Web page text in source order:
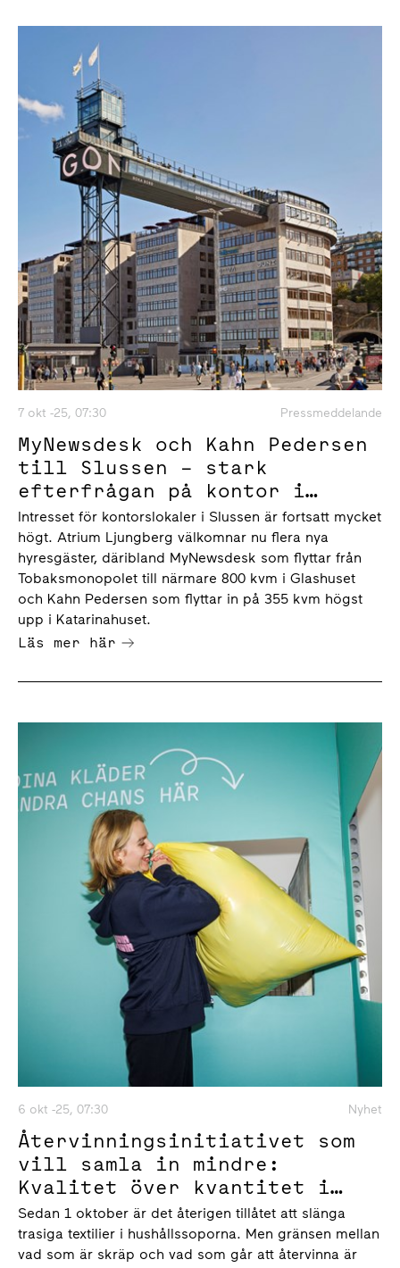
7 okt -25, 07:30 Pressmeddelande
MyNewsdesk och Kahn Pedersen
till Slussen – stark
efterfrågan på kontor i
området
Intresset för kontorslokaler i Slussen är fortsatt mycket
högt. Atrium Ljungberg välkomnar nu flera nya
hyresgäster, däribland MyNewsdesk som flyttar från
Tobaksmonopolet till närmare 800 kvm i Glashuset
och Kahn Pedersen som flyttar in på 355 kvm högst
upp i Katarinahuset.
Läs mer här
6 okt -25, 07:30 Nyhet
Återvinningsinitiativet som
vill samla in mindre:
Kvalitet över kvantitet i
Atrium Ljungbergs och
Stadsmissionens årliga
klädinsamling
Sedan 1 oktober är det återigen tillåtet att slänga
trasiga textilier i hushållssoporna. Men gränsen mellan
vad som är skräp och vad som går att återvinna är